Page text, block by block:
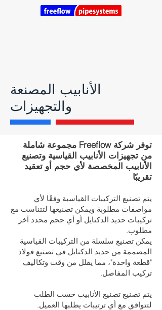
الأنابيب المصنعة
والتجهيزات
توفر شركة Freeflow مجموعة شاملة
من تجهيزات الأنابيب القياسية وتصنيع
الأنابيب المخصصة لأي حجم أو تعقيد
تقريبًا
يتم تصنيع التركيبات القياسية وفقًا لأي
مواصفات مطلوبة ويمكن تصنيعها لتتناسب مع
تركيبات حديد الدكتايل أو أي حجم محدد آخر
مطلوب.
يمكن تصنيع سلسلة من التركيبات القياسية
المصممة من حديد الدكتايل في تصنيع فولاذ
"قطعة واحدة"، مما يقلل من وقت وتكاليف
تركيب المفاصل.
يتم تصنيع تصنيع الأنابيب حسب الطلب
لتتوافق مع أي ترتيبات يطلبها العميل.